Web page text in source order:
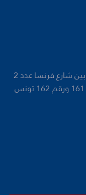
عمارة الناسيونال الطابق السادس، الزاوية بين شارع فرنسا عدد 2
وشارع جمال عبد الناصر عدد 1، مكتب رقم 161 ورقم 162 تونس